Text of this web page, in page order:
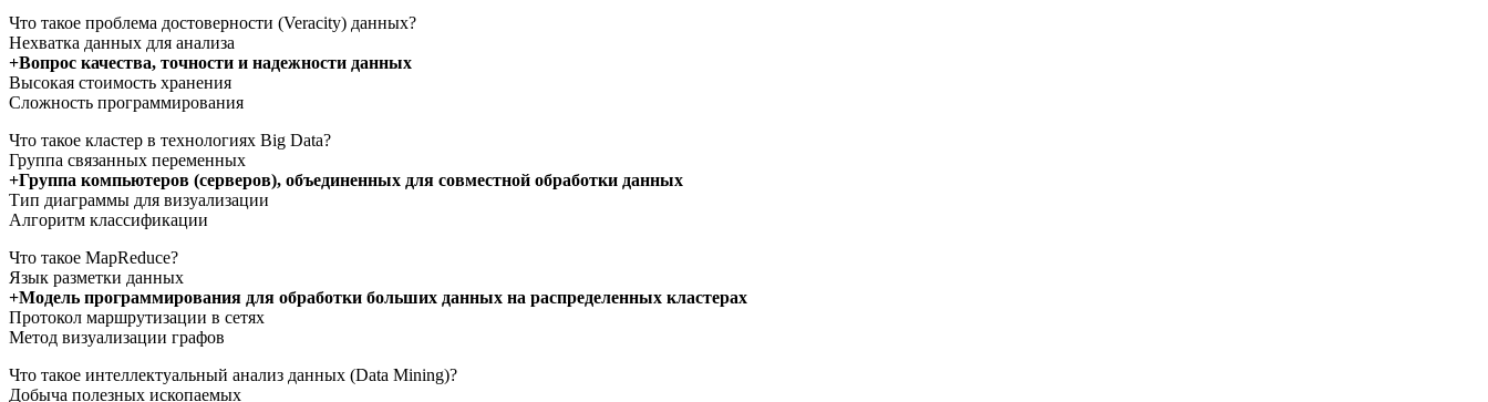
Что такое проблема достоверности (Veracity) данных?
Нехватка данных для анализа
+Вопрос качества, точности и надежности данных
Высокая стоимость хранения
Сложность программирования
Что такое кластер в технологиях Big Data?
Группа связанных переменных
+Группа компьютеров (серверов), объединенных для совместной обработки данных
Тип диаграммы для визуализации
Алгоритм классификации
Что такое MapReduce?
Язык разметки данных
+Модель программирования для обработки больших данных на распределенных кластерах
Протокол маршрутизации в сетях
Метод визуализации графов
Что такое интеллектуальный анализ данных (Data Mining)?
Добыча полезных ископаемых